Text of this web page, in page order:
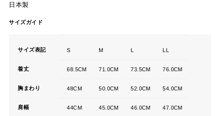
日本製
サイズガイド
サイズ表記 S M L LL
着丈 68.5CM 71.0CM 73.5CM 76.0CM
胸まわり 48CM 50.0CM 52.0CM 54.0CM
肩幅 44CM 45.0CM 46.0CM 47.0CM